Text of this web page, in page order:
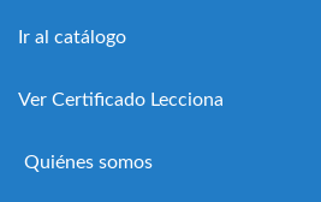
Ir al catálogo
Ver Certificado Lecciona
Quiénes somos